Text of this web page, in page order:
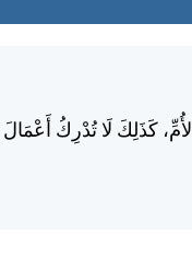
كَذَلِكَ لَا تُدْرِكُ أَعْمَالَ